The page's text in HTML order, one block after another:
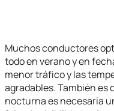
Muchos conductores
todo en verano y en
menor tráfico y las
agradables. También
nocturna es necesaria